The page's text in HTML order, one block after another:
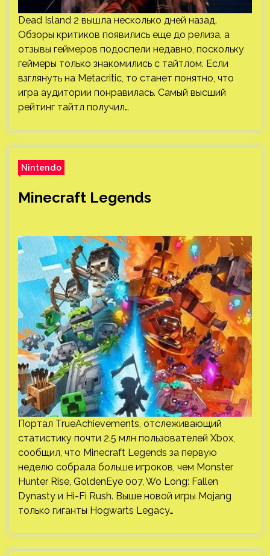
Dead Island 2 вышла несколько дней назад.
Обзоры критиков появились еще до релиза, а
отзывы геймеров подоспели недавно, поскольку
геймеры только знакомились с тайтлом. Если
взглянуть на Metacritic, то станет понятно, что
игра аудитории понравилась. Самый высший
рейтинг тайтл получил…
Nintendo
Minecraft Legends
Портал TrueAchievements, отслеживающий
статистику почти 2.5 млн пользователей Xbox,
сообщил, что Minecraft Legends за первую
неделю собрала больше игроков, чем Monster
Hunter Rise, GoldenEye 007, Wo Long: Fallen
Dynasty и Hi-Fi Rush. Выше новой игры Mojang
только гиганты Hogwarts Legacy…